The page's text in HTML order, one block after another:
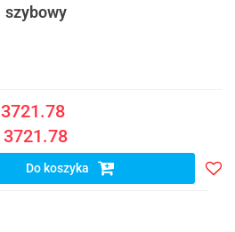
szybowy
3721.78
3721.78
Do koszyka